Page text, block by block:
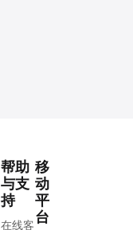
帮助
与支
持
在线客
移
动
平
台